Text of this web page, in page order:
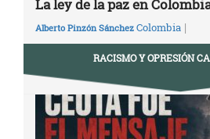
La ley de la paz en
Alberto Pinzón Sánchez Colombia |
RACISMO Y OPRESIÓN